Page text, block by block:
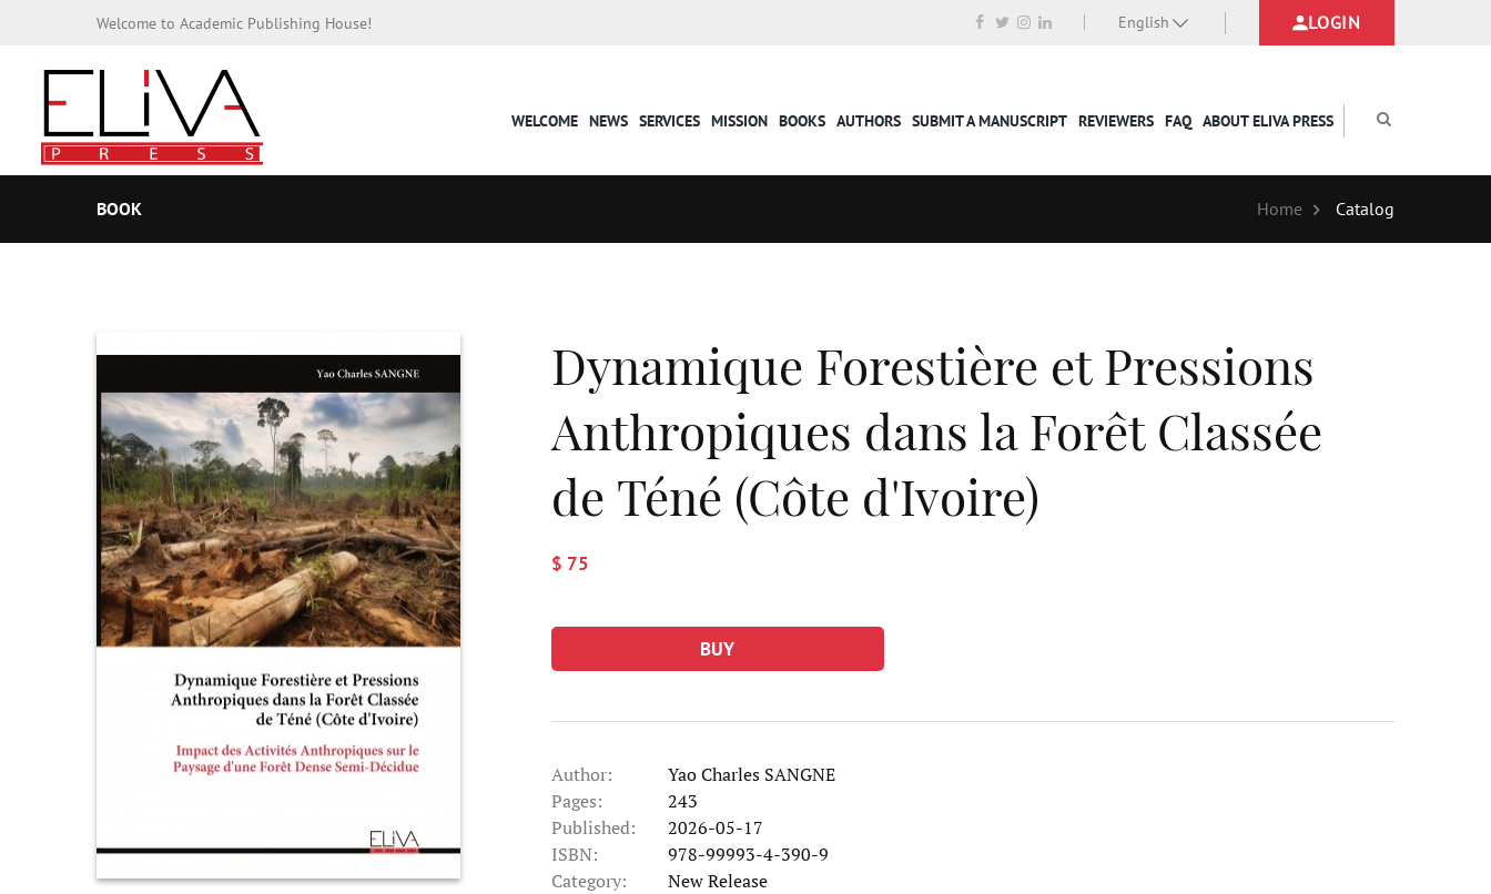
Welcome to Academic Publishing House! English LOGIN
WELCOME NEWS SERVICES MISSION BOOKS AUTHORS SUBMIT A MANUSCRIPT REVIEWERS FAQ ABOUT ELIVA PRESS
BOOK Home Catalog
Dynamique Forestière et Pressions
Anthropiques dans la Forêt Classée
de Téné (Côte d'Ivoire)
$ 75
BUY
Author:
Yao Charles SANGNE
Pages:
243
Published:
2026-05-17
ISBN:
978-99993-4-390-9
Category:
New Release